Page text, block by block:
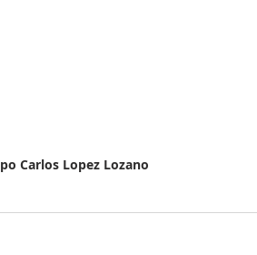
Carlos Lopez Lozano